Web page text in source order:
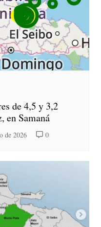
de 4,5 y 3,2
en Samaná
de 2026 0